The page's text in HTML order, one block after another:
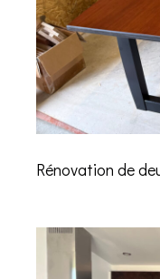
Rénovation de